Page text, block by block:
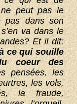
ne peut pas le
pas dans son
va dans le
Et il dit:
ce qui souille
coeur des
pensées, les
les vols,
la fraude,